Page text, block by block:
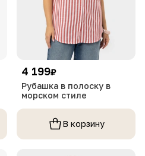
4 199₽
Рубашка в полоску в
морском стиле
В корзину